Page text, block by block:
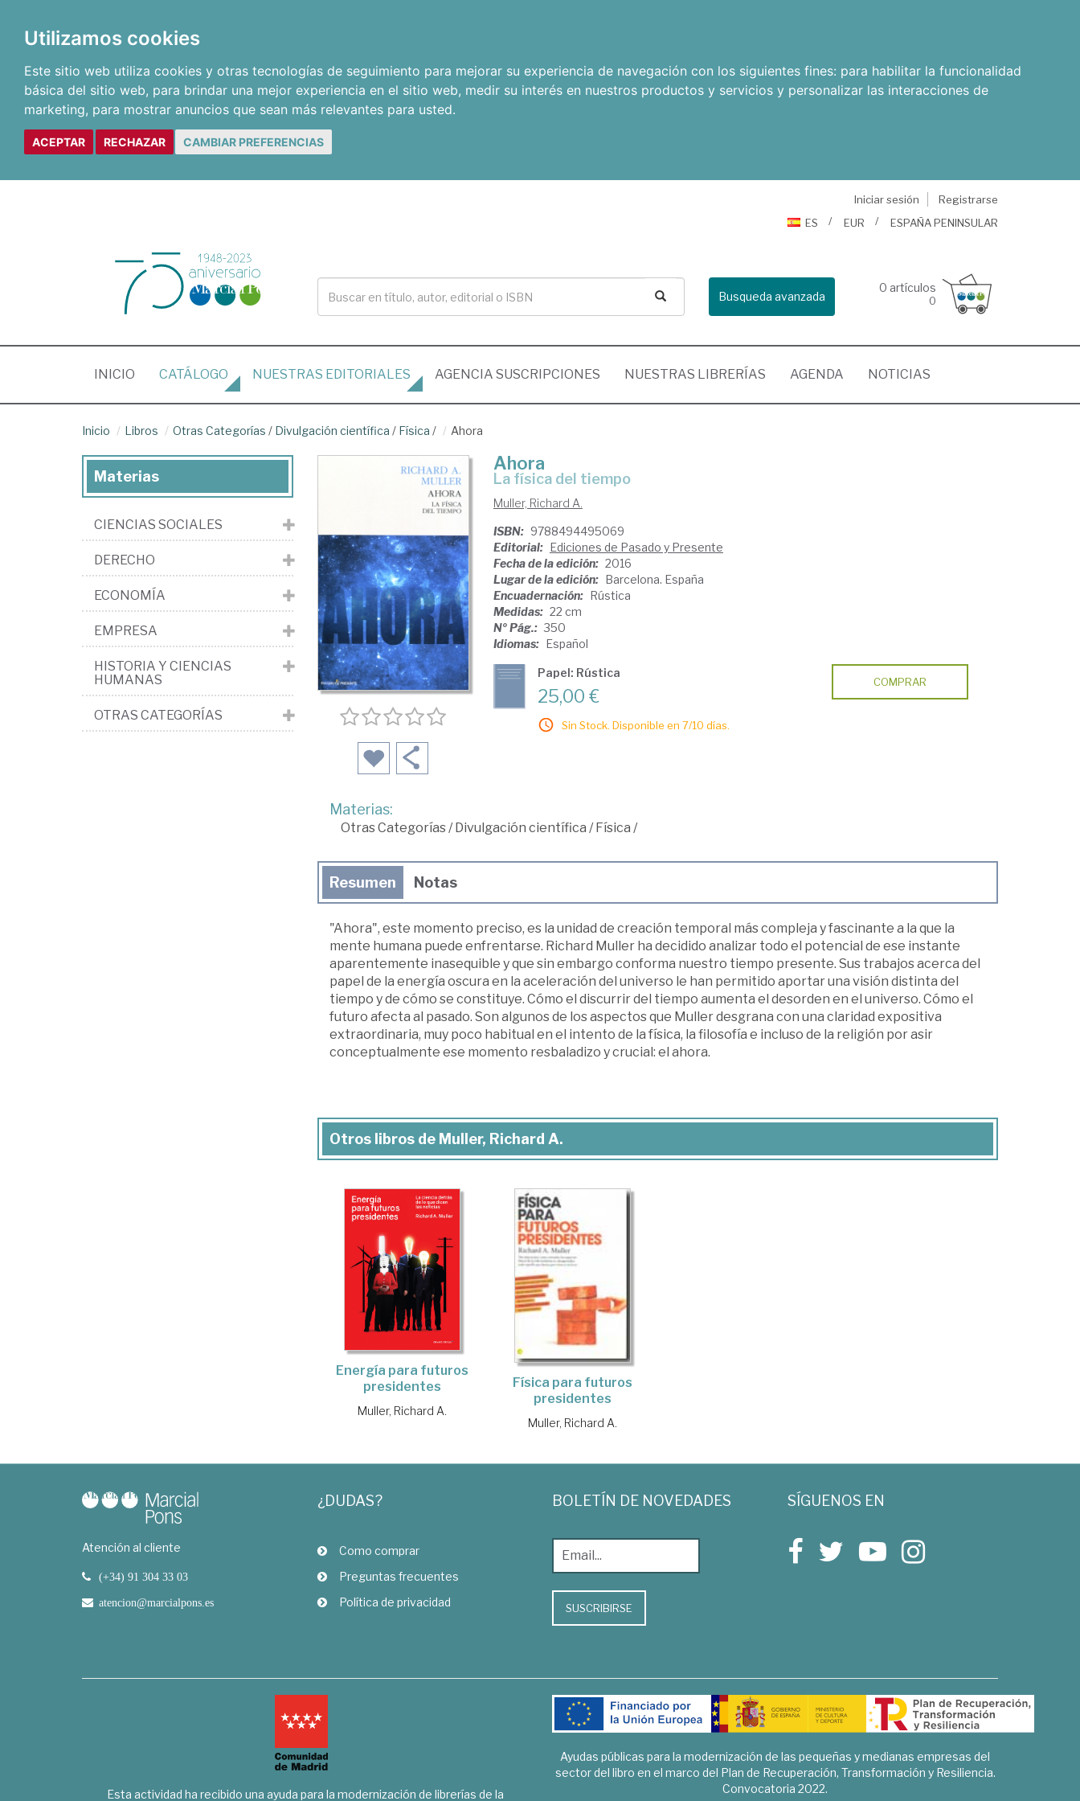
Utilizamos cookies
Este sitio web utiliza cookies y otras tecnologías de seguimiento para mejorar su experiencia de navegación con los siguientes fines: para habilitar la funcionalidad
básica del sitio web, para brindar una mejor experiencia en el sitio web, medir su interés en nuestros productos y servicios y personalizar las interacciones de
marketing, para mostrar anuncios que sean más relevantes para usted.
ACEPTAR RECHAZAR CAMBIAR PREFERENCIAS
Iniciar sesión
Registrarse
ES
EUR ESPAÑA PENINSULAR
Busqueda avanzada
0 artículos
0
INICIO (CURRENT)
CATÁLOGO NUESTRAS EDITORIALES AGENCIA SUSCRIPCIONES NUESTRAS LIBRERÍAS AGENDA NOTICIAS
Inicio Libros Otras Categorías / Divulgación científica / Física / Ahora
Ahora
la física del tiempo
Muller, Richard A.
ISBN: 9788494495069
Editorial: Ediciones de Pasado y Presente
Fecha de la edición: 2016
Lugar de la edición: Barcelona. España
Encuadernación: Rústica
Medidas: 22 cm
Nº Pág.: 350
Idiomas: Español
Papel: Rústica
25,00 €
Sin Stock. Disponible en 7/10 días.
COMPRAR
Materias:
Otras Categorías/Divulgación científica /Física /
Resumen Notas
"Ahora", este momento preciso, es la unidad de creación temporal más compleja y fascinante a la que la
mente humana puede enfrentarse. Richard Muller ha decidido analizar todo el potencial de ese instante
aparentemente inasequible y que sin embargo conforma nuestro tiempo presente. Sus trabajos acerca del
papel de la energía oscura en la aceleración del universo le han permitido aportar una visión distinta del
tiempo y de cómo se constituye. Cómo el discurrir del tiempo aumenta el desorden en el universo. Cómo el
futuro afecta al pasado. Son algunos de los aspectos que Muller desgrana con una claridad expositiva
extraordinaria, muy poco habitual en el intento de la física, la filosofía e incluso de la religión por asir
conceptualmente ese momento resbaladizo y crucial: el ahora.
Otros libros de Muller, Richard A.
Energía para futuros
presidentes
Muller, Richard A.
Física para futuros
presidentes
Muller, Richard A.
Materias
CIENCIAS SOCIALES
DERECHO
ECONOMÍA
EMPRESA
HISTORIA Y CIENCIAS
HUMANAS
OTRAS CATEGORÍAS
Atención al cliente
(+34) 91 304 33 03
atencion@marcialpons.es
¿DUDAS?
Como comprar
Preguntas frecuentes
Política de privacidad
BOLETÍN DE NOVEDADES
SUSCRIBIRSE
SÍGUENOS EN
Esta actividad ha recibido una ayuda para la modernización de librerías de la
Ayudas públicas para la modernización de las pequeñas y medianas empresas del
sector del libro en el marco del Plan de Recuperación, Transformación y Resiliencia.
Convocatoria 2022.